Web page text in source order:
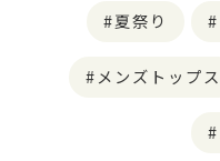
夏祭り
メンズトップス